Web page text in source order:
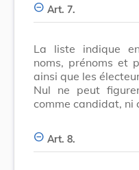
Art. 7.
La liste indique
noms, prénoms et
ainsi que les
Nul ne peut
comme candidat, ni
Art. 8.